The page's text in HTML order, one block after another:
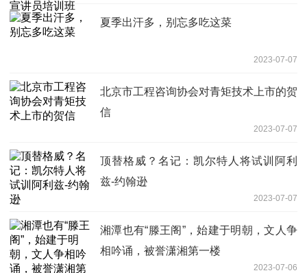
夏季出汗多，别忘多吃这菜
2023-07-07
北京市工程咨询协会对青矩技术上市的贺
信
2023-07-07
顶替格威？名记：凯尔特人将试训阿利
兹-约翰逊
2023-07-07
湘潭也有“滕王阁”，始建于明朝，文人争
相吟诵，被誉潇湘第一楼
2023-07-06